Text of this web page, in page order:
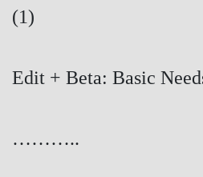
(1)
Edit + Beta: Basic
………..